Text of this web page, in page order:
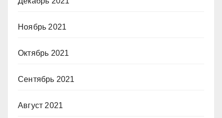
Ноябрь 2021
Октябрь 2021
Сентябрь 2021
Август 2021